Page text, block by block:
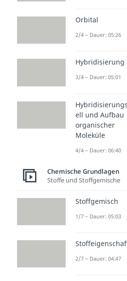
sich also
Dipolen
Londonsche
welche ein
Waals-Kräfte
Dipol
Ein
Orbital
2/4 – Dauer: 05:26
Hybridisierung
3/4 – Dauer: 05:01
ell und Aufbau
organischer
Moleküle
4/4 – Dauer: 06:40
Chemische Grundlagen
Stoffe und Stoffgemische
Stoffgemisch
1/7 – Dauer: 05:03
2/7 – Dauer: 04:47